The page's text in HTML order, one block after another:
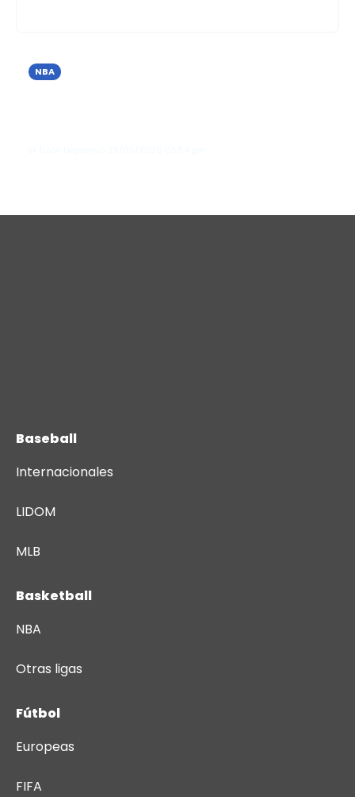
NBA
Baseball
Internacionales
LIDOM
MLB
Basketball
NBA
Otras ligas
Fútbol
Europeas
FIFA